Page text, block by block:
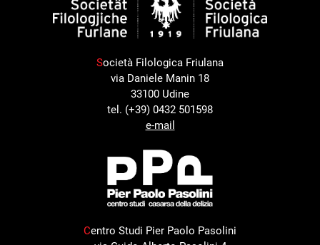
Società Filologica Friulana
via Daniele Manin 18
33100 Udine
tel. (+39) 0432 501598
e-mail
Centro Studi Pier Paolo Pasolini